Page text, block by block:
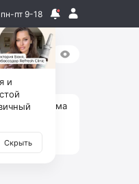
пн-пт 9-18
Авито, дома
зато
и
Скрыть